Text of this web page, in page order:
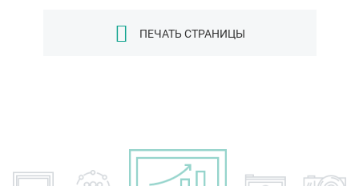
ПЕЧАТЬ СТРАНИЦЫ